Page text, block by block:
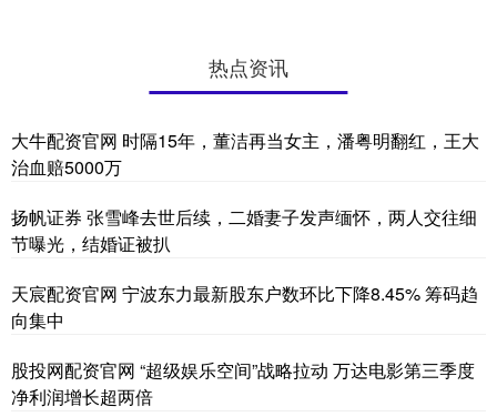
热点资讯
大牛配资官网 时隔15年，董洁再当女主，潘粤明翻红，王大
治血赔5000万
扬帆证券 张雪峰去世后续，二婚妻子发声缅怀，两人交往细
节曝光，结婚证被扒
天宸配资官网 宁波东力最新股东户数环比下降8.45% 筹码趋
向集中
股投网配资官网 “超级娱乐空间”战略拉动 万达电影第三季度
净利润增长超两倍